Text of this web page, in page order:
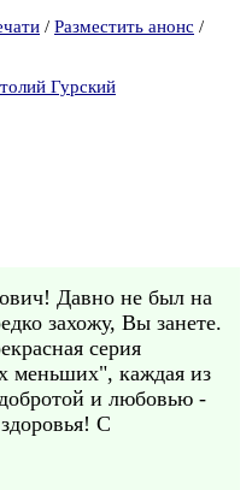
/ Разместить анонс /
Гурский
Давно не был на
захожу, Вы занете.
серия
меньших", каждая из
и любовью -
С